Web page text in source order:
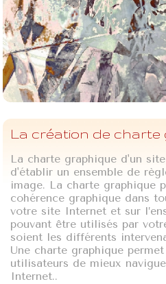
La création de charte
La charte graphique d'un
d'établir un ensemble de
image. La charte graphique
cohérence graphique dans
votre site Internet et sur
pouvant être utilisés par
soient les différents
Une charte graphique
utilisateurs de mieux
Internet..